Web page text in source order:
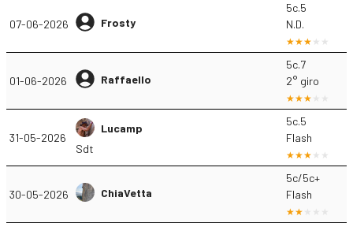
07-06-2026 Frosty
5c.5
N.D.
01-06-2026 Raffaello
5c.7
2° giro
31-05-2026
Lucamp
Sdt
5c.5
Flash
30-05-2026 ChiaVetta
5c/5c+
Flash